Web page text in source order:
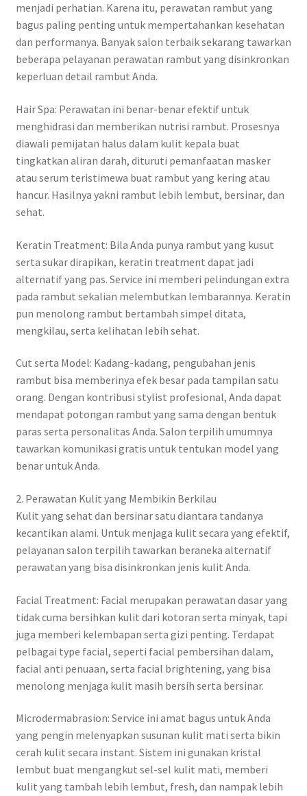
menjadi perhatian. Karena itu, perawatan rambut yang
bagus paling penting untuk mempertahankan kesehatan
dan performanya. Banyak salon terbaik sekarang tawarkan
beberapa pelayanan perawatan rambut yang disinkronkan
keperluan detail rambut Anda.
Hair Spa: Perawatan ini benar-benar efektif untuk
menghidrasi dan memberikan nutrisi rambut. Prosesnya
diawali pemijatan halus dalam kulit kepala buat
tingkatkan aliran darah, dituruti pemanfaatan masker
atau serum teristimewa buat rambut yang kering atau
hancur. Hasilnya yakni rambut lebih lembut, bersinar, dan
sehat.
Keratin Treatment: Bila Anda punya rambut yang kusut
serta sukar dirapikan, keratin treatment dapat jadi
alternatif yang pas. Service ini memberi pelindungan extra
pada rambut sekalian melembutkan lembarannya. Keratin
pun menolong rambut bertambah simpel ditata,
mengkilau, serta kelihatan lebih sehat.
Cut serta Model: Kadang-kadang, pengubahan jenis
rambut bisa memberinya efek besar pada tampilan satu
orang. Dengan kontribusi stylist profesional, Anda dapat
mendapat potongan rambut yang sama dengan bentuk
paras serta personalitas Anda. Salon terpilih umumnya
tawarkan komunikasi gratis untuk tentukan model yang
benar untuk Anda.
2. Perawatan Kulit yang Membikin Berkilau
Kulit yang sehat dan bersinar satu diantara tandanya
kecantikan alami. Untuk menjaga kulit secara yang efektif,
pelayanan salon terpilih tawarkan beraneka alternatif
perawatan yang bisa disinkronkan jenis kulit Anda.
Facial Treatment: Facial merupakan perawatan dasar yang
tidak cuma bersihkan kulit dari kotoran serta minyak, tapi
juga memberi kelembapan serta gizi penting. Terdapat
pelbagai type facial, seperti facial pembersihan dalam,
facial anti penuaan, serta facial brightening, yang bisa
menolong menjaga kulit masih bersih serta bersinar.
Microdermabrasion: Service ini amat bagus untuk Anda
yang pengin melenyapkan susunan kulit mati serta bikin
cerah kulit secara instant. Sistem ini gunakan kristal
lembut buat mengangkut sel-sel kulit mati, memberi
kulit yang tambah lebih lembut, fresh, dan nampak lebih